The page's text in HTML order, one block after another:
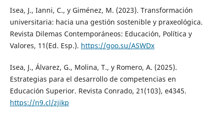
Isea, J., Ianni, C., y Giménez, M. (2023). Transformación
universitaria: hacia una gestión sostenible y praxeológica.
Revista Dilemas Contemporáneos: Educación, Política y
Valores, 11(Ed. Esp.). https://goo.su/ASWDx
Isea, J., Álvarez, G., Molina, T., y Romero, A. (2025).
Estrategias para el desarrollo de competencias en
Educación Superior. Revista Conrado, 21(103), e4345.
https://n9.cl/zjikp